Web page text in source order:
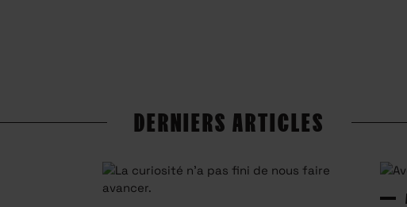
DERNIERS ARTICLES